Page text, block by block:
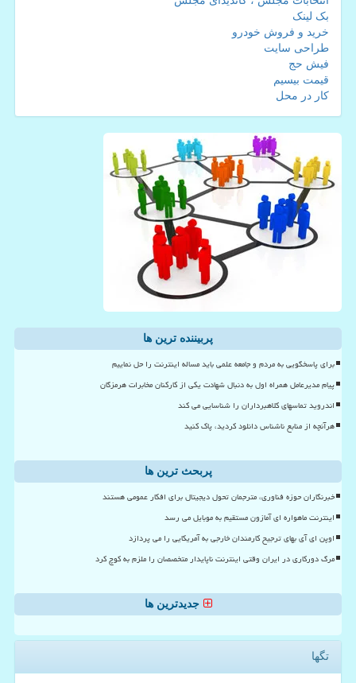
بک لینک
خرید و فروش خودرو
طراحی سایت
فیش حج
قیمت بیسیم
کار در محل
پربیننده ترین ها
برای پاسخگویی به مردم و جامعه علمی باید مساله اینترنت را حل نماییم
پیام مدیرعامل همراه اول به دنبال شهادت یکی از کارکنان مخابرات هرمزگان
اندروید تماسهای کلاهبرداران را شناسایی می کند
هرآنچه از منابع ناشناس دانلود کردید، پاک کنید
پربحث ترین ها
خبرنگاران حوزه فناوری، مترجمان تحول دیجیتال برای افکار عمومی هستند
اینترنت ماهواره ای آمازون مستقیم به موبایل می رسد
اوپن ای آی بهای ترجیح کارمندان خارجی به آمریکایی را می پردازد
مرگ دورکاری در ایران وقتی اینترنت ناپایدار متخصصان را ملزم به کوچ کرد
جدیدترین ها
تگها